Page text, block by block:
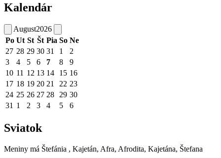
Kalendár
August2026
Po Ut St Št Pia So Ne
27 28 29 30 31 1
2
3
4 5 6 7 8
9
10 11 12 13 14 15 16
17 18 19 20 21 22 23
24 25 26 27 28 29 30
31 1 2 3 4 5 6
Sviatok
Meniny má Štefánia , Kajetán, Afra, Afrodita, Kajetána, Štefana